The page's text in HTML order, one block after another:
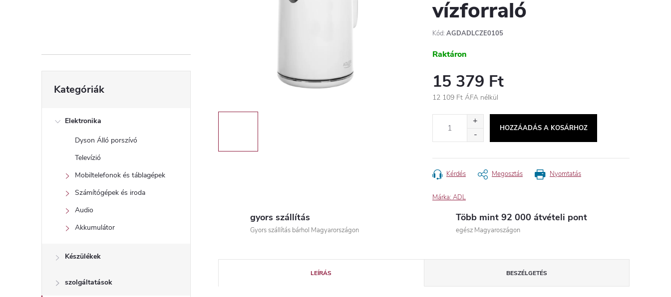
l
sátugrása
Kategóriák
Elektronika
Dyson Álló porszívó
Televízió
Mobiltelefonok és táblagépek
Számítógépek és iroda
Audio
Akkumulátor
Készülékek
szolgáltatások
vízforraló
Kód: AGDADLCZE0105
Raktáron
15 379 Ft
12 109 Ft ÁFA nélkül
HOZZÁADÁS A KOSÁRHOZ
Nyomtatás
Kérdés Megosztás
Márka: ADL
gyors szállítás
Gyors szállítás bárhol Magyarországon
Több mint 92 000 átvételi pont
egész Magyaroszágon
LEÍRÁS BESZÉLGETÉS